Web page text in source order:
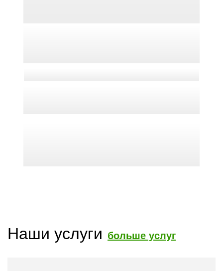
Наши услуги больше услуг